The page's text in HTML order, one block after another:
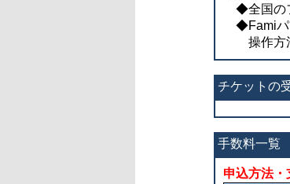
◆全国の
◆Famiパ
操作方
チケットの
手数料一覧
申込方法・